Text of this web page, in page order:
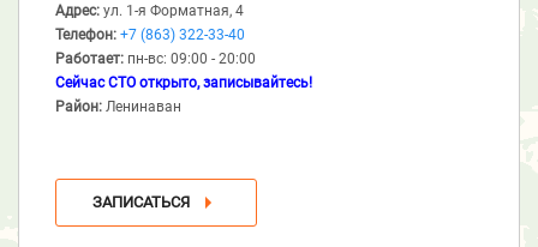
Адрес: ул. 1-я Форматная, 4
Телефон: +7 (863) 322-33-40
Работает: пн-вс: 09:00 - 20:00
Сейчас СТО открыто, записывайтесь!
Район: Ленинаван
ЗАПИСАТЬСЯ